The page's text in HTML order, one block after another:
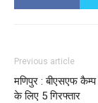
Previous article
मणिपुर : बीएसएफ
के लिए 5 गिरफ्तार